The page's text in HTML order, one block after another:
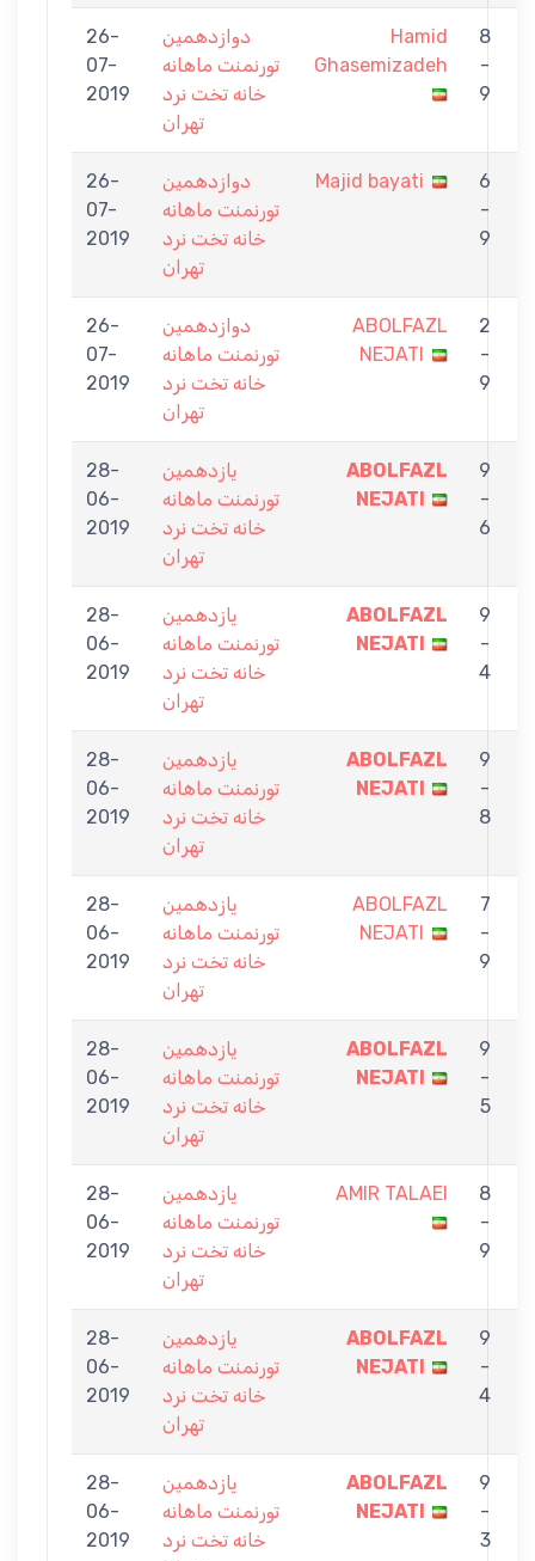
26-
07-
2019
دوازدهمين
تورنمنت ماهانه
خانه تخت نرد
تهران
Hamid
Ghasemizadeh
8
-
9
26-
07-
2019
دوازدهمين
تورنمنت ماهانه
خانه تخت نرد
تهران
Majid bayati
6
-
9
26-
07-
2019
دوازدهمين
تورنمنت ماهانه
خانه تخت نرد
تهران
ABOLFAZL
NEJATI
2
-
9
28-
06-
2019
يازدهمين
تورنمنت ماهانه
خانه تخت نرد
تهران
ABOLFAZL
NEJATI
9
-
6
28-
06-
2019
يازدهمين
تورنمنت ماهانه
خانه تخت نرد
تهران
ABOLFAZL
NEJATI
9
-
4
28-
06-
2019
يازدهمين
تورنمنت ماهانه
خانه تخت نرد
تهران
ABOLFAZL
NEJATI
9
-
8
28-
06-
2019
يازدهمين
تورنمنت ماهانه
خانه تخت نرد
تهران
ABOLFAZL
NEJATI
7
-
9
28-
06-
2019
يازدهمين
تورنمنت ماهانه
خانه تخت نرد
تهران
ABOLFAZL
NEJATI
9
-
5
28-
06-
2019
يازدهمين
تورنمنت ماهانه
خانه تخت نرد
تهران
AMIR TALAEI
8
-
9
28-
06-
2019
يازدهمين
تورنمنت ماهانه
خانه تخت نرد
تهران
ABOLFAZL
NEJATI
9
-
4
28-
06-
2019
يازدهمين
تورنمنت ماهانه
خانه تخت نرد
ABOLFAZL
NEJATI
9
-
3